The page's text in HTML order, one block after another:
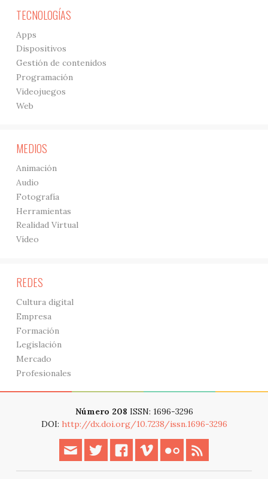
TECNOLOGÍAS
Apps
Dispositivos
Gestión de contenidos
Programación
Videojuegos
Web
MEDIOS
Animación
Audio
Fotografía
Herramientas
Realidad Virtual
Vídeo
REDES
Cultura digital
Empresa
Formación
Legislación
Mercado
Profesionales
Número 208 ISSN: 1696-3296
DOI: http://dx.doi.org/10.7238/issn.1696-3296